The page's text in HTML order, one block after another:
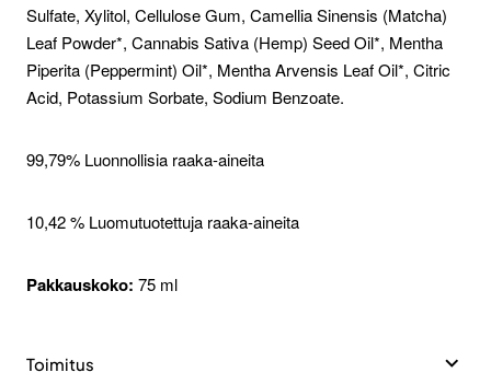
Sulfate, Xylitol, Cellulose Gum, Camellia Sinensis (Matcha)
Leaf Powder*, Cannabis Sativa (Hemp) Seed Oil*, Mentha
Piperita (Peppermint) Oil*, Mentha Arvensis Leaf Oil*, Citric
Acid, Potassium Sorbate, Sodium Benzoate.
99,79% Luonnollisia raaka-aineita
10,42 % Luomutuotettuja raaka-aineita
Pakkauskoko: 75 ml
Toimitus